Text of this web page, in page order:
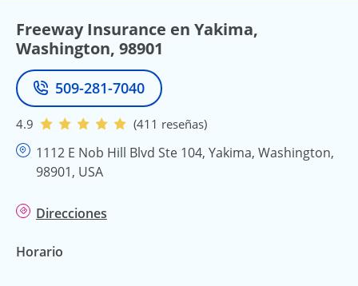
Freeway Insurance en Yakima,
Washington, 98901
Teléfono
509-281-7040
4.9 (411 reseñas)
1112 E Nob Hill Blvd Ste 104, Yakima, Washington,
98901, USA
Direcciones
Horario